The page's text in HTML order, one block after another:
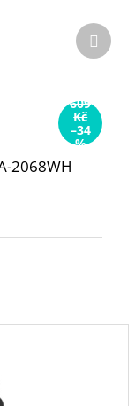
609
Kč
–34
%
2068WH
Další